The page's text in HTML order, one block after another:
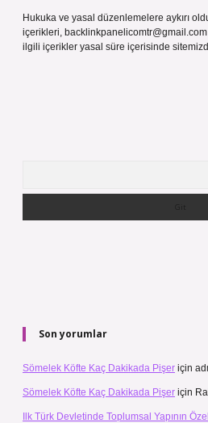
Hukuka ve yasal düzenlemelere aykırı
içerikleri, backlinkpanelicomtr@gmail.com
ilgili içerikler yasal süre içerisinde
Son yorumlar
Sömelek Köfte Kaç Dakikada Pişer için
Sömelek Köfte Kaç Dakikada Pişer için
Ilk Türk Devletinde Toplumsal Yapının